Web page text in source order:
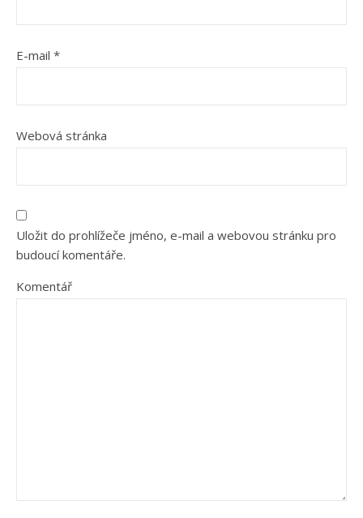
E-mail *
Webová stránka
Uložit do prohlížeče jméno, e-mail a webovou stránku pro
budoucí komentáře.
Komentář